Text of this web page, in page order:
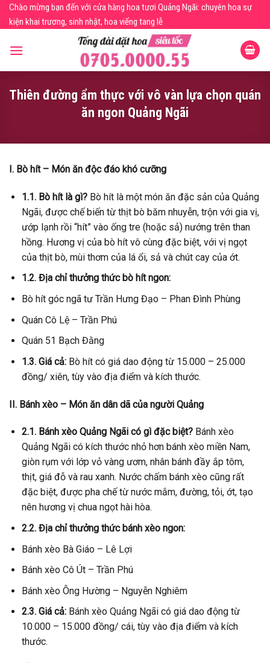
SkipChào mừng bạn đến với cửa hàng hoa tươi Quảng Ngãi: chuyên hoa sự
kiện khai trương, sinh nhật, hoa viếng tang lễ
Thiên đường ẩm thực với vô vàn lựa chọn quán
ăn ngon Quảng Ngãi
I. Bò hít – Món ăn độc đáo khó cưỡng
1.1. Bò hít là gì?Bò hít là một món ăn đặc sản của Quảng
Ngãi, được chế biến từ thịt bò băm nhuyễn, trộn với gia vị,
ướp lạnh rồi “hít” vào ống tre (hoặc sả) nướng trên than
hồng. Hương vị của bò hít vô cùng đặc biệt, với vị ngọt
của thịt bò, mùi thơm của lá ổi, sả và chút cay của ớt.
1.2. Địa chỉ thưởng thức bò hít ngon:
Bò hít góc ngã tư Trần Hưng Đạo – Phan Đình Phùng
Quán Cô Lệ – Trần Phú
Quán 51 Bạch Đằng
1.3. Giá cả:Bò hít có giá dao động từ 15.000 – 25.000
đồng/ xiên, tùy vào địa điểm và kích thước.
II. Bánh xèo – Món ăn dân dã của người Quảng
2.1. Bánh xèo Quảng Ngãi có gì đặc biệt?Bánh xèo
Quảng Ngãi có kích thước nhỏ hơn bánh xèo miền Nam,
giòn rụm với lớp vỏ vàng ươm, nhân bánh đầy ắp tôm,
thịt, giá đỗ và rau xanh. Nước chấm bánh xèo cũng rất
đặc biệt, được pha chế từ nước mắm, đường, tỏi, ớt, tạo
nên hương vị chua ngọt hài hòa.
2.2. Địa chỉ thưởng thức bánh xèo ngon:
Bánh xèo Bà Giáo – Lê Lợi
Bánh xèo Cô Út – Trần Phú
Bánh xèo Ông Hường – Nguyễn Nghiêm
2.3. Giá cả:Bánh xèo Quảng Ngãi có giá dao động từ
10.000 – 15.000 đồng/ cái, tùy vào địa điểm và kích
thước.